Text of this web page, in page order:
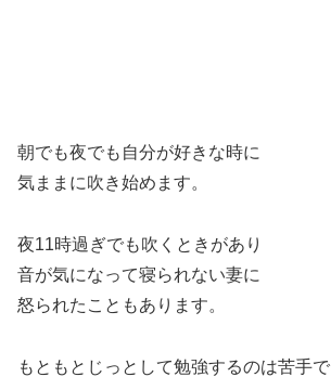
朝でも夜でも自分が好きな時に
気ままに吹き始めます。
夜11時過ぎでも吹くときがあり
音が気になって寝られない妻に
怒られたこともあります。
もともとじっとして勉強するのは苦手で